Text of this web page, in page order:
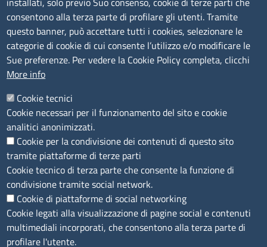
Albo Online
Amministrazione trasparente
Bandi e concorsi
Segnalazioni Whistleblowing
Accessibilità
IBAN e pagamenti informatici
Informative privacy e cookie
Verifiche PA
Attuazione misure PNRR
Modulistica
SEGUICI SU
consentono alla terza parte di profilare gli utenti. Tramite
questo banner, può accettare tutti i cookies, selezionare le
categorie di cookie di cui consente l’utilizzo e/o modificare le
Sue preferenze. Per vedere la Cookie Policy completa, clicchi
More info
Cookie tecnici
Cookie necessari per il funzionamento del sito e cookie
analitici anonimizzati.
Cookie per la condivisione dei contenuti di questo sito
tramite piattaforme di terze parti
Cookie tecnico di terza parte che consente la funzione di
condivisione tramite social network.
Cookie di piattaforme di social networking
Cookie legati alla visualizzazione di pagine social e contenuti
multimediali incorporati, che consentono alla terza parte di
profilare l'utente.